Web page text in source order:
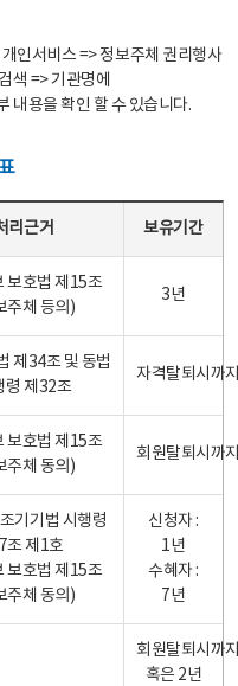
서비스 => 정보주체 권리행사
색 => 기관명에
내용을 확인 할 수 있습니다.
리근거 보유기간
보호법 제15조
주체 등의)
3년
제34조 및 동법
령 제32조
자격탈퇴시까
보호법 제15조
주체 동의)
회원탈퇴시까
기기법 시행령
조 제1호
보호법 제15조
주체 동의)
신청자 :
1년
수혜자 :
7년
회원탈퇴시까
혹은 2년